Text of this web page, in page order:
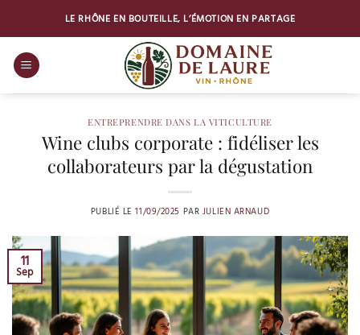
contenu
LE RHÔNE EN BOUTEILLE, L’ÉMOTION EN PARTAGE
ENTREPRENDRE DANS LA VITICULTURE
Wine clubs corporate : fidéliser les
collaborateurs par la dégustation
PUBLIÉ LE11/09/2025 PAR JULIEN ARNAUD
11
Sep